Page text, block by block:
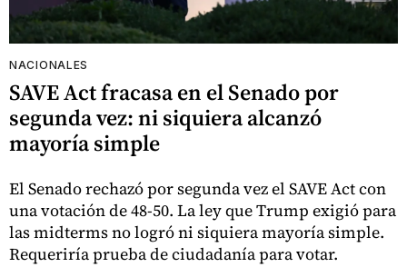
NACIONALES
SAVE Act fracasa en el Senado por
segunda vez: ni siquiera alcanzó
mayoría simple
El Senado rechazó por segunda vez el SAVE Act con
una votación de 48-50. La ley que Trump exigió para
las midterms no logró ni siquiera mayoría simple.
Requeriría prueba de ciudadanía para votar.